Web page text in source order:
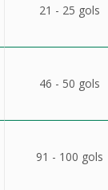
21 - 25 gols
46 - 50 gols
91 - 100 gols